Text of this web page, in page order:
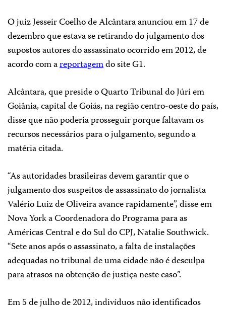
O juiz Jesseir Coelho de Alcântara anunciou em 17 de
dezembro que estava se retirando do julgamento dos
supostos autores do assassinato ocorrido em 2012, de
acordo com areportagemdo site G1.
Alcântara, que preside o Quarto Tribunal do Júri em
Goiânia, capital de Goiás, na região centro-oeste do país,
disse que não poderia prosseguir porque faltavam os
recursos necessários para o julgamento, segundo a
matéria citada.
“As autoridades brasileiras devem garantir que o
julgamento dos suspeitos de assassinato do jornalista
Valério Luiz de Oliveira avance rapidamente”, disse em
Nova York a Coordenadora do Programa para as
Américas Central e do Sul do CPJ, Natalie Southwick.
“Sete anos após o assassinato, a falta de instalações
adequadas no tribunal de uma cidade não é desculpa
para atrasos na obtenção de justiça neste caso”.
Em 5 de julho de 2012, indivíduos não identificados